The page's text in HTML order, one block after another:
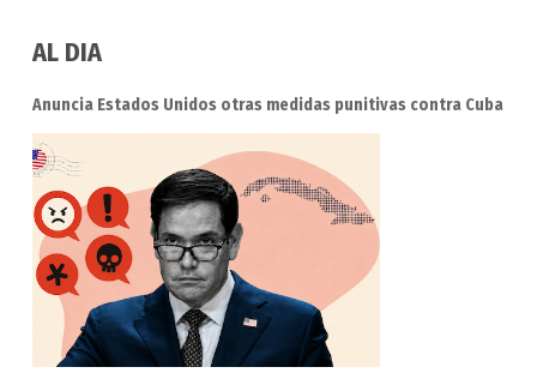
AL DIA
Anuncia Estados Unidos otras medidas punitivas contra Cuba